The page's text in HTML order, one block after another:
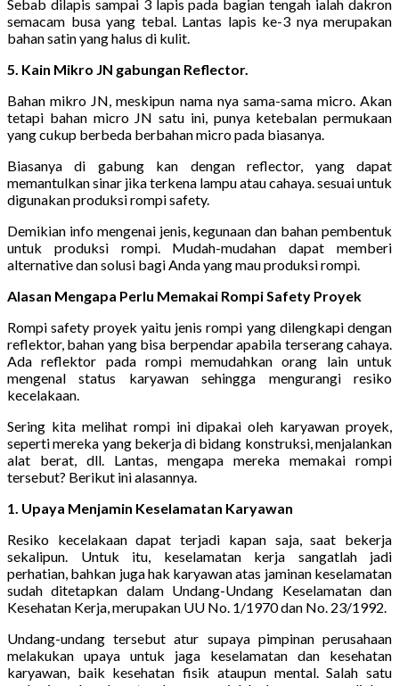
Sebab dilapis sampai 3 lapis pada bagian tengah ialah dakron
semacam busa yang tebal. Lantas lapis ke-3 nya merupakan
bahan satin yang halus di kulit.
5. Kain Mikro JN gabungan Reflector.
Bahan mikro JN, meskipun nama nya sama-sama micro. Akan
tetapi bahan micro JN satu ini, punya ketebalan permukaan
yang cukup berbeda berbahan micro pada biasanya.
Biasanya di gabung kan dengan reflector, yang dapat
memantulkan sinar jika terkena lampu atau cahaya. sesuai untuk
digunakan produksi rompi safety.
Demikian info mengenai jenis, kegunaan dan bahan pembentuk
untuk produksi rompi. Mudah-mudahan dapat memberi
alternative dan solusi bagi Anda yang mau produksi rompi.
Alasan Mengapa Perlu Memakai Rompi Safety Proyek
Rompi safety proyek yaitu jenis rompi yang dilengkapi dengan
reflektor, bahan yang bisa berpendar apabila terserang cahaya.
Ada reflektor pada rompi memudahkan orang lain untuk
mengenal status karyawan sehingga mengurangi resiko
kecelakaan.
Sering kita melihat rompi ini dipakai oleh karyawan proyek,
seperti mereka yang bekerja di bidang konstruksi, menjalankan
alat berat, dll. Lantas, mengapa mereka memakai rompi
tersebut? Berikut ini alasannya.
1. Upaya Menjamin Keselamatan Karyawan
Resiko kecelakaan dapat terjadi kapan saja, saat bekerja
sekalipun. Untuk itu, keselamatan kerja sangatlah jadi
perhatian, bahkan juga hak karyawan atas jaminan keselamatan
sudah ditetapkan dalam Undang-Undang Keselamatan dan
Kesehatan Kerja, merupakan UU No. 1/1970 dan No. 23/1992.
Undang-undang tersebut atur supaya pimpinan perusahaan
melakukan upaya untuk jaga keselamatan dan kesehatan
karyawan, baik kesehatan fisik ataupun mental. Salah satu